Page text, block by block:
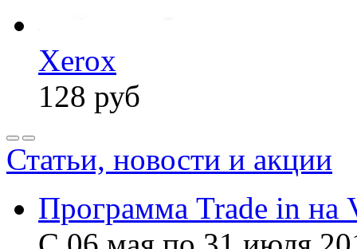
Xerox
128 руб
Статьи, новости и акции
Программа Trade in на